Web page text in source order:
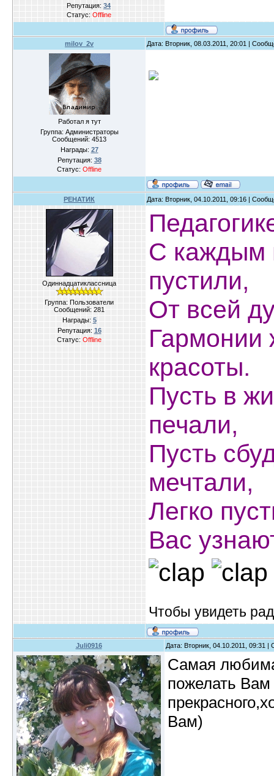
Репутация: 34
Статус: Offline
milov_2v Дата: Вторник, 08.03.2011, 20:01 |
Работал я тут
Группа: Администраторы
Сообщений: 4513
Награды: 27
Репутация: 38
Статус: Offline
РЕНАТИК Дата: Вторник, 04.10.2011, 09:16 |
Одиннадцатиклассница
Группа: Пользователи
Сообщений: 281
Награды: 5
Репутация: 16
Статус: Offline
С каждым
пустили,
От всей
Гармонии
красоты.
Пусть в
печали,
Пусть
мечтали,
Легко
Вас
Чтобы увидеть
Juli0916 Дата: Вторник, 04.10.2011, 09:31
Самая
пожелать Вам
Вам)